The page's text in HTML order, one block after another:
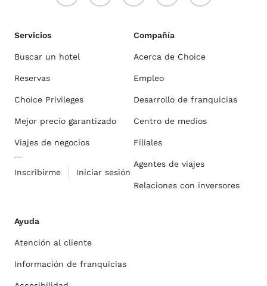
Servicios
Buscar un hotel
Reservas
Choice Privileges
Mejor precio garantizado
Viajes de negocios
Inscribirme Iniciar sesión
Compañía
Acerca de Choice
Empleo
Desarrollo de franquicias
Centro de medios
Filiales
Agentes de viajes
Relaciones con inversores
Ayuda
Atención al cliente
Información de franquicias